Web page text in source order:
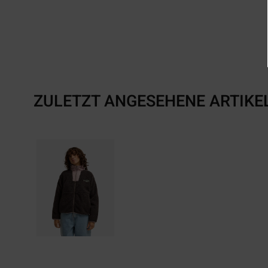
ZULETZT ANGESEHENE